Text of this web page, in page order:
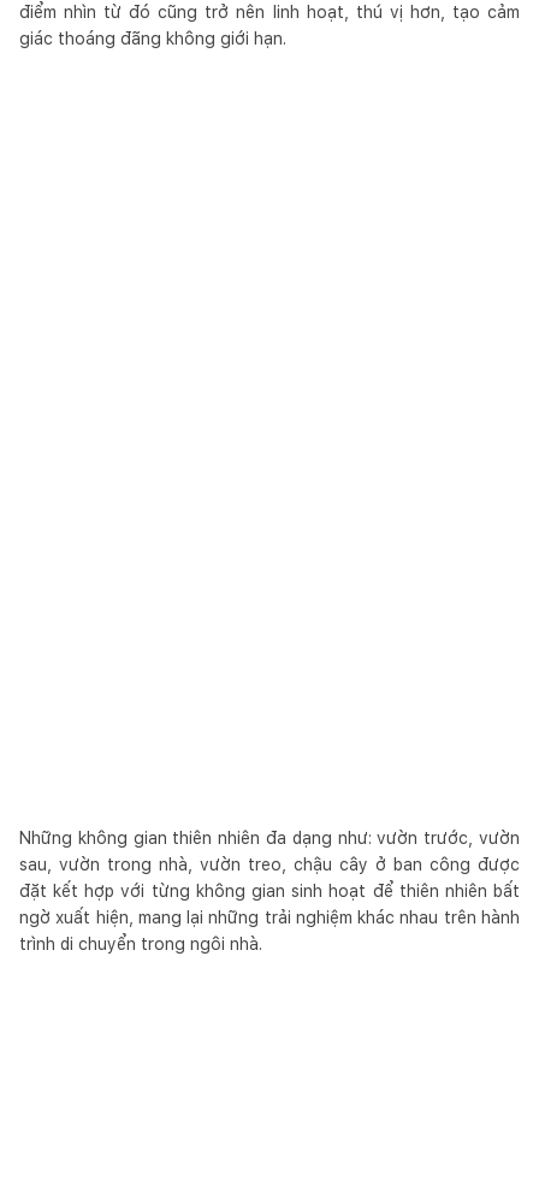
điểm nhìn từ đó cũng trở nên linh hoạt, thú vị hơn, tạo cảm
giác thoáng đãng không giới hạn.
Những không gian thiên nhiên đa dạng như: vườn trước, vườn
sau, vườn trong nhà, vườn treo, chậu cây ở ban công được
đặt kết hợp với từng không gian sinh hoạt để thiên nhiên bất
ngờ xuất hiện, mang lại những trải nghiệm khác nhau trên hành
trình di chuyển trong ngôi nhà.